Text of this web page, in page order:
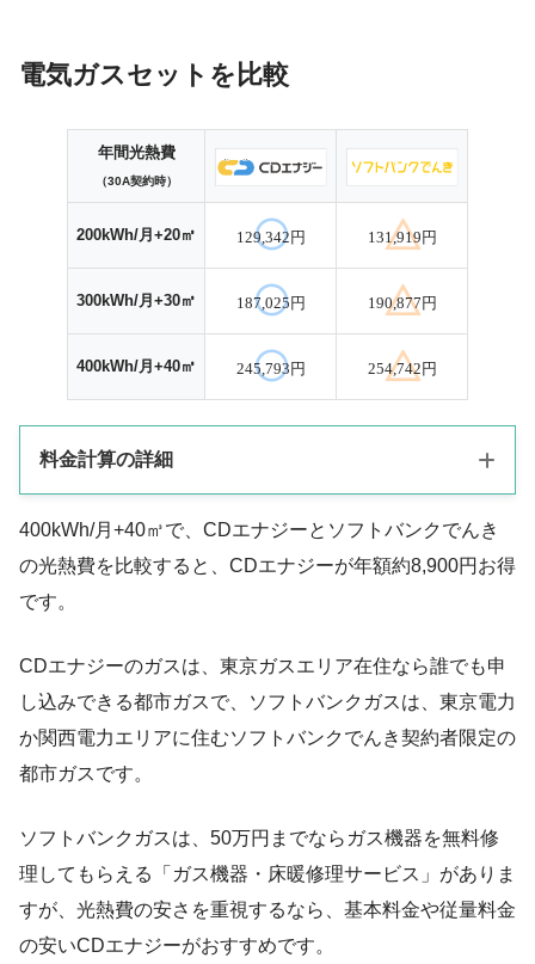
電気ガスセットを比較
年間光熱費
（30A契約時）
200kWh/月+20㎥ 129,342円 131,919円
300kWh/月+30㎥ 187,025円 190,877円
400kWh/月+40㎥ 245,793円 254,742円
料金計算の詳細
光熱費は、電気料金とガス料金の合計金額を指します。
合算値でセット割が適用された料金です。
1年分の数値を使用します。
400kWh/月+40㎥で、CDエナジーとソフトバンクでんき
の光熱費を比較すると、CDエナジーが年額約8,900円お得
です。
CDエナジーのガスは、東京ガスエリア在住なら誰でも申
し込みできる都市ガスで、ソフトバンクガスは、東京電力
か関西電力エリアに住むソフトバンクでんき契約者限定の
都市ガスです。
ソフトバンクガスは、50万円までならガス機器を無料修
理してもらえる「ガス機器・床暖修理サービス」がありま
すが、光熱費の安さを重視するなら、基本料金や従量料金
の安いCDエナジーがおすすめです。